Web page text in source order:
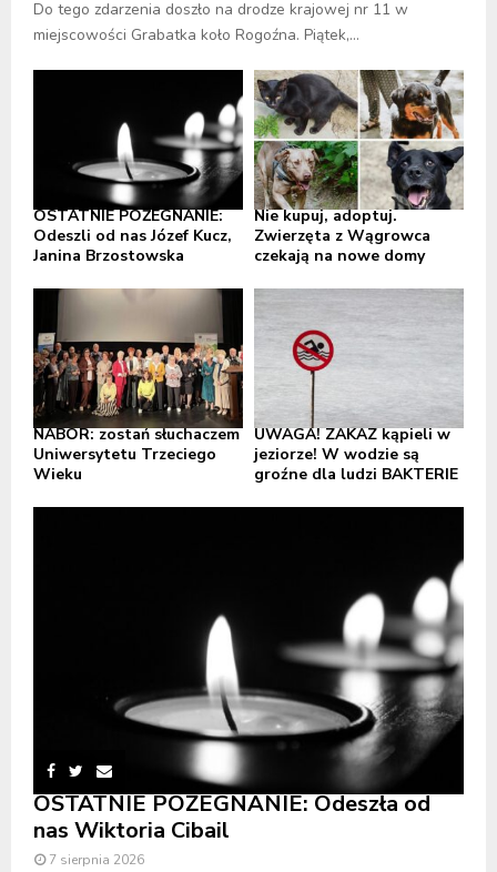
Do tego zdarzenia doszło na drodze krajowej nr 11 w
miejscowości Grabatka koło Rogoźna. Piątek,...
OSTATNIE POŻEGNANIE:
Odeszli od nas Józef Kucz,
Janina Brzostowska
Nie kupuj, adoptuj.
Zwierzęta z Wągrowca
czekają na nowe domy
NABÓR: zostań słuchaczem
Uniwersytetu Trzeciego
Wieku
UWAGA! ZAKAZ kąpieli w
jeziorze! W wodzie są
groźne dla ludzi BAKTERIE
OSTATNIE POŻEGNANIE: Odeszła od
nas Wiktoria Cibail
7 sierpnia 2026